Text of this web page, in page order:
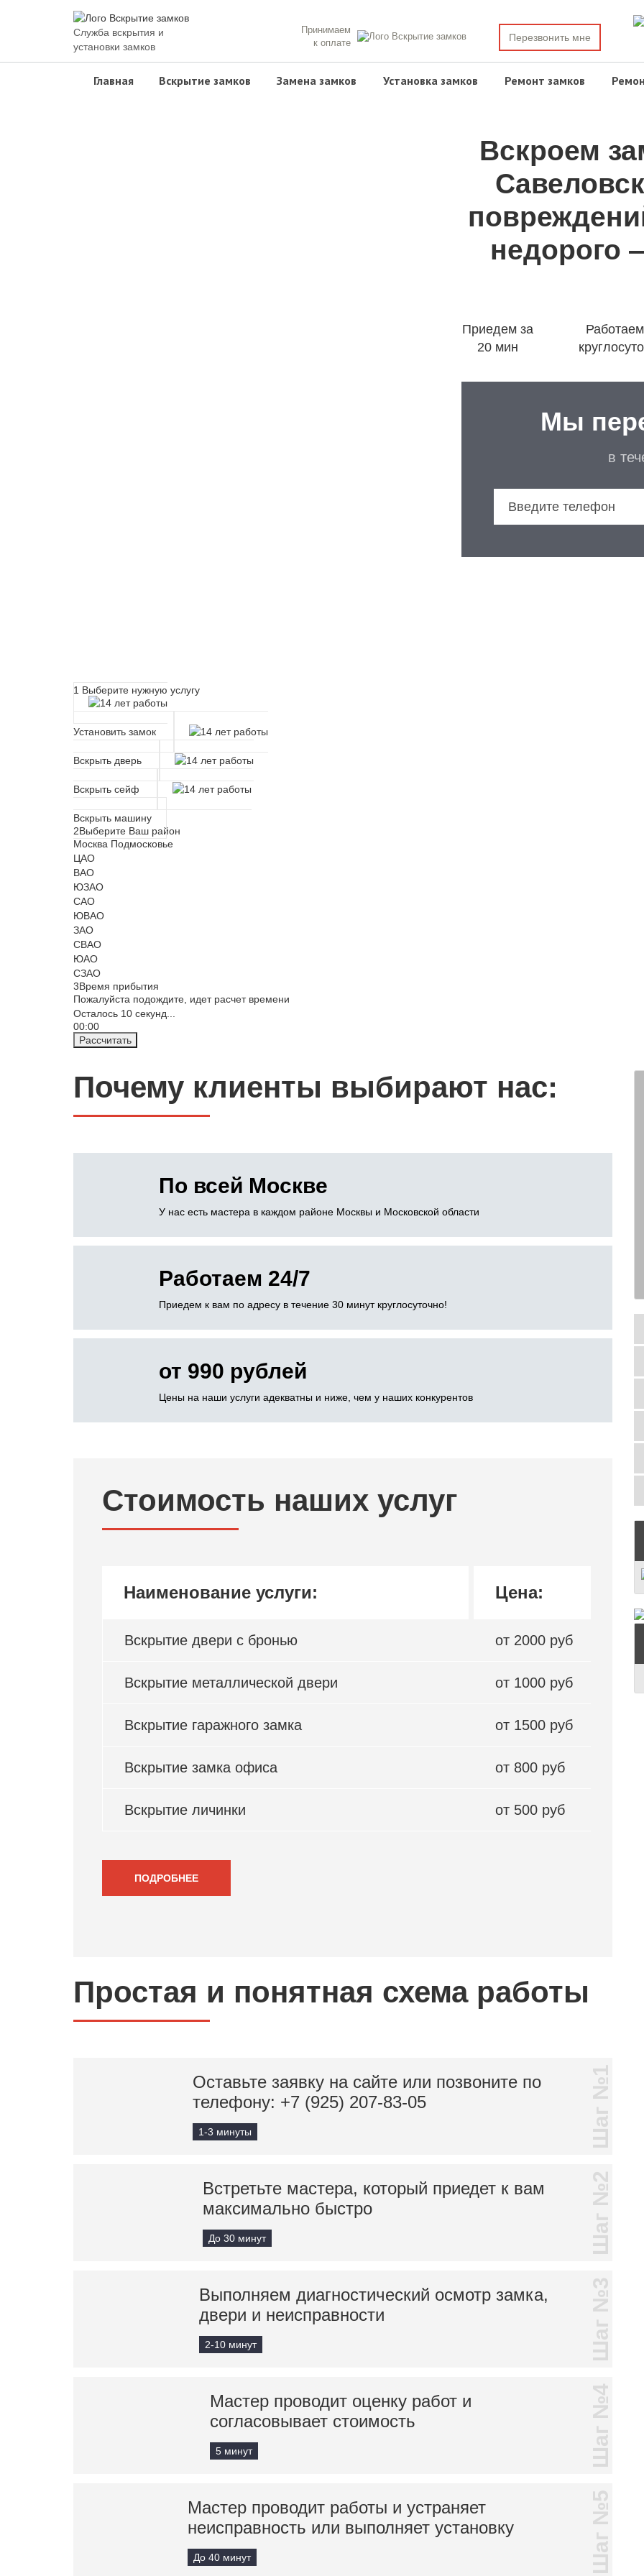
Служба вскрытия и
установки замков
Принимаем
к оплате
Перезвонить мне
Главная Вскрытие замков Замена замков Установка замков Ремонт замков
Вскроем
недорого
Приедем за
20 мин
Работаем
Мы
в
1 Выберите нужную услугу
Установить замок
Вскрыть дверь
Вскрыть сейф
Вскрыть машину
2Выберите Ваш район
Москва Подмосковье
ЦАО
ВАО
ЮЗАО
САО
ЮВАО
ЗАО
СВАО
ЮАО
СЗАО
3Время прибытия
Пожалуйста подождите, идет расчет времени
Осталось 10 секунд...
00:00
Рассчитать
Почему клиенты выбирают нас:
По всей Москве
У нас есть мастера в каждом районе Москвы и Московской области
Работаем 24/7
Приедем к вам по адресу в течение 30 минут круглосуточно!
от 990 рублей
Цены на наши услуги адекватны и ниже, чем у наших конкурентов
Простая и понятная схема работы
Оставьте заявку на сайте или позвоните по
телефону: +7 (925) 207-83-05
1-3 минуты Шаг №1
Встретьте мастера, который приедет к вам
максимально быстро
До 30 минут Шаг №2
Выполняем диагностический осмотр замка,
двери и неисправности
2-10 минут Шаг №3
Мастер проводит оценку работ и
согласовывает стоимость
5 минут Шаг №4
Мастер проводит работы и устраняет
неисправность или выполняет установку
До 40 минут Шаг №5
Стоимость наших услуг
Наименование услуги: Цена:
Вскрытие двери с бронью от 2000 руб
Вскрытие металлической двери от 1000 руб
Вскрытие гаражного замка от 1500 руб
Вскрытие замка офиса от 800 руб
Вскрытие личинки от 500 руб
ПОДРОБНЕЕ